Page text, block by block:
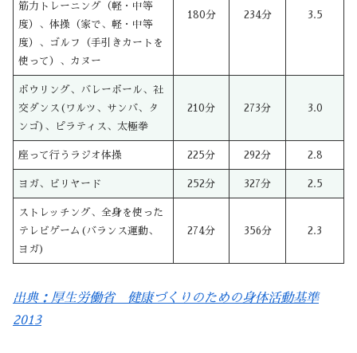
筋力トレーニング（軽・中等
度）、体操（家で、軽・中等
度）、ゴルフ（手引きカートを
使って）、カヌー
180分 234分 3.5
ボウリング、バレーボール、社
交ダンス(ワルツ、サンバ、タ
ンゴ)、ピラティス、太極拳
210分 273分 3.0
座って行うラジオ体操 225分 292分 2.8
ヨガ、ビリヤード 252分 327分 2.5
ストレッチング、全身を使った
テレビゲーム(バランス運動、
ヨガ)
274分 356分 2.3
出典：厚生労働省 健康づくりのための身体活動基準
2013